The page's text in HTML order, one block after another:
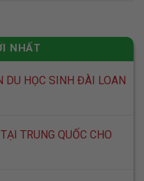
NHẤT
DU HỌC SINH ĐÀI LOAN
TRUNG QUỐC CHO